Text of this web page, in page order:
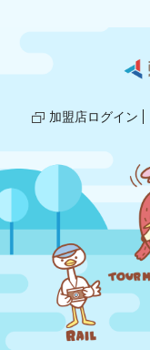
加盟店ログイン